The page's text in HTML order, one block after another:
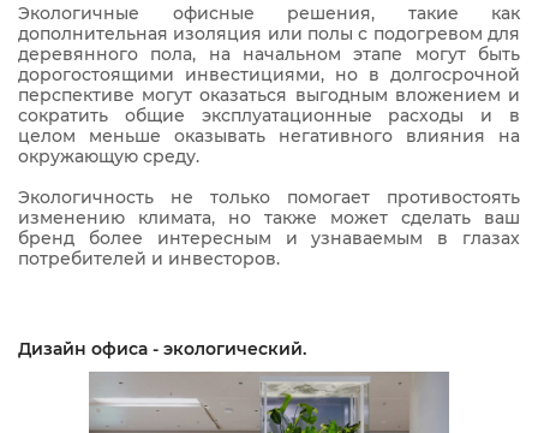
Экологичные офисные решения, такие как
дополнительная изоляция или полы с подогревом для
деревянного пола, на начальном этапе могут быть
дорогостоящими инвестициями, но в долгосрочной
перспективе могут оказаться выгодным вложением и
сократить общие эксплуатационные расходы и в
целом меньше оказывать негативного влияния на
окружающую среду.
Экологичность не только помогает противостоять
изменению климата, но также может сделать ваш
бренд более интересным и узнаваемым в глазах
потребителей и инвесторов.
Дизайн офиса - экологический.